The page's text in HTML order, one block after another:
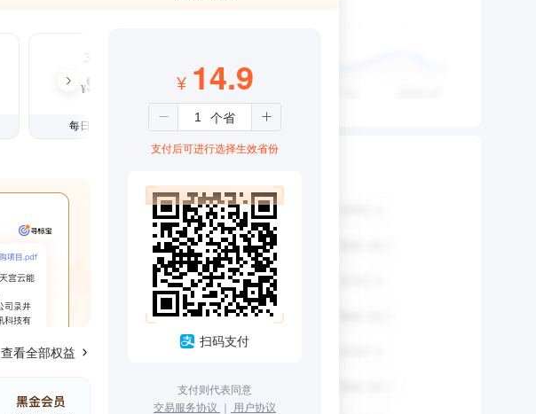
3个月
¥99
每日仅1.08元
查看全部权益
¥ 14.9
支付后可进行选择生效省份
扫码支付
支付则代表同意
交易服务协议 ｜ 用户协议